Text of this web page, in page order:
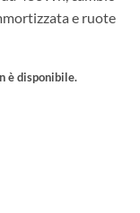
e ruote
è disponibile.